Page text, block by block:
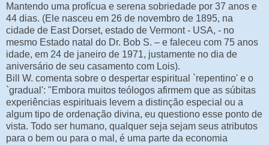
Mantendo uma profícua e serena sobriedade por 37 anos e
44 dias. (Ele nasceu em 26 de novembro de 1895, na
cidade de East Dorset, estado de Vermont - USA, - no
mesmo Estado natal do Dr. Bob S. – e faleceu com 75 anos
idade, em 24 de janeiro de 1971, justamente no dia de
aniversário de seu casamento com Lois).
Bill W. comenta sobre o despertar espiritual `repentino' e o
`gradual': "Embora muitos teólogos afirmem que as súbitas
experiências espirituais levem a distinção especial ou a
algum tipo de ordenação divina, eu questiono esse ponto de
vista. Todo ser humano, qualquer seja sejam seus atributos
para o bem ou para o mal, é uma parte da economia